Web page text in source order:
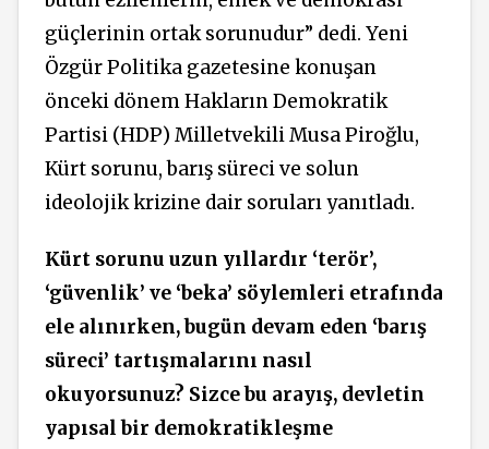
güçlerinin ortak sorunudur” dedi. Yeni
Özgür Politika gazetesine konuşan
önceki dönem Hakların Demokratik
Partisi (HDP) Milletvekili Musa Piroğlu,
Kürt sorunu, barış süreci ve solun
ideolojik krizine dair soruları yanıtladı.
Kürt sorunu uzun yıllardır ‘terör’,
‘güvenlik’ ve ‘beka’ söylemleri etrafında
ele alınırken, bugün devam eden ‘barış
süreci’ tartışmalarını nasıl
okuyorsunuz? Sizce bu arayış, devletin
yapısal bir demokratikleşme